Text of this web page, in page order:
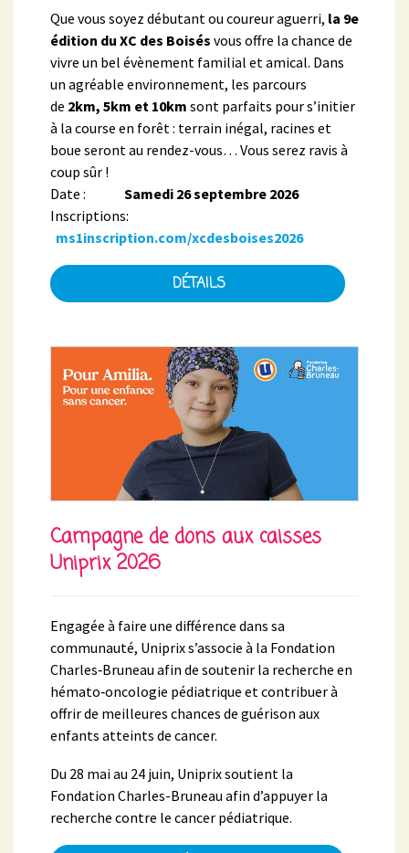
Que vous soyez débutant ou coureur aguerri, la 9e
édition du XC des Boisés vous offre la chance de
vivre un bel évènement familial et amical. Dans
un agréable environnement, les parcours
de 2km, 5km et 10km sont parfaits pour s’initier
à la course en forêt : terrain inégal, racines et
boue seront au rendez-vous… Vous serez ravis à
coup sûr !
Date : Samedi 26 septembre 2026
Inscriptions:
ms1inscription.com/xcdesboises2026
DÉTAILS
Campagne de dons aux caisses
Uniprix 2026
Engagée à faire une différence dans sa
communauté, Uniprix s’associe à la Fondation
Charles‑Bruneau afin de soutenir la recherche en
hémato‑oncologie pédiatrique et contribuer à
offrir de meilleures chances de guérison aux
enfants atteints de cancer.
Du 28 mai au 24 juin, Uniprix soutient la
Fondation Charles-Bruneau afin d’appuyer la
recherche contre le cancer pédiatrique.